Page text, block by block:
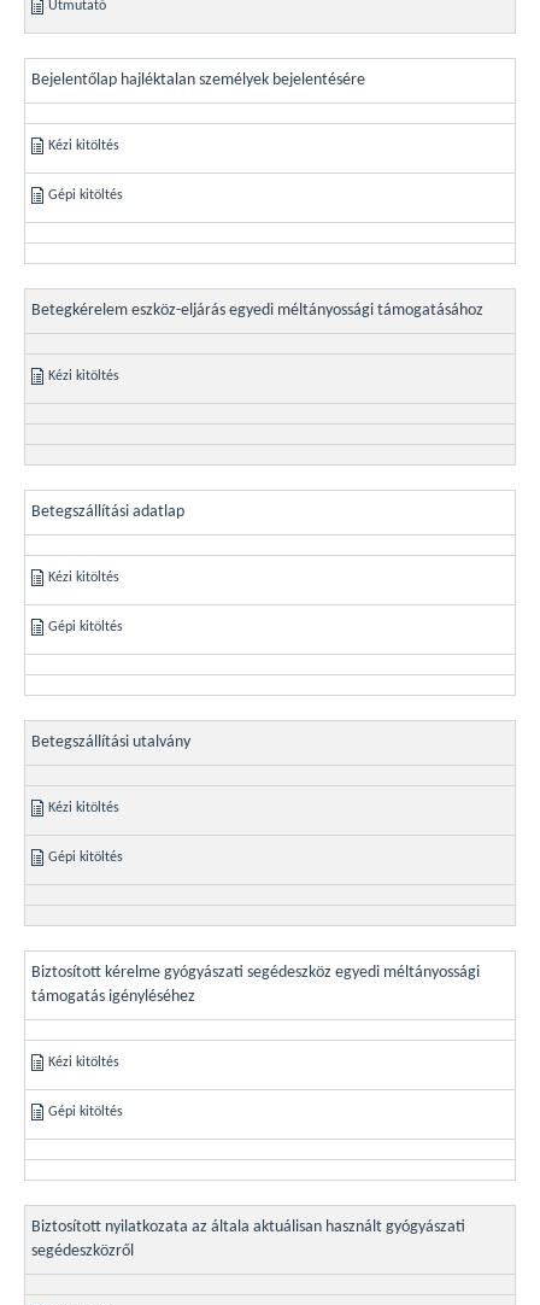
Útmutató
Bejelentőlap hajléktalan személyek bejelentésére
Kézi kitöltés
Gépi kitöltés
Betegkérelem eszköz-eljárás egyedi méltányossági támogatásához
Kézi kitöltés
Betegszállítási adatlap
Kézi kitöltés
Gépi kitöltés
Betegszállítási utalvány
Kézi kitöltés
Gépi kitöltés
Biztosított kérelme gyógyászati segédeszköz egyedi méltányossági
támogatás igényléséhez
Kézi kitöltés
Gépi kitöltés
Biztosított nyilatkozata az általa aktuálisan használt gyógyászati
segédeszközről